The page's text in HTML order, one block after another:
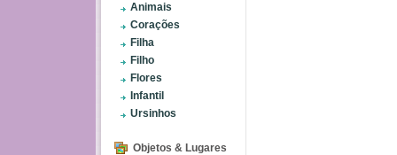
Animais
Corações
Filha
Filho
Flores
Infantil
Ursinhos
Objetos & Lugares